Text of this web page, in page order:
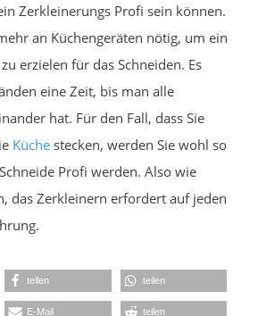
Zerkleinerungs Profi sein können.
an Küchengeräten nötig, um ein
erzielen für das Schneiden. Es
eine Zeit, bis man alle
hat. Für den Fall, dass Sie
Küche stecken, werden Sie wohl so
Profi werden. Also wie
das Zerkleinern erfordert auf jeden
teilen teilen
E-Mail teilen